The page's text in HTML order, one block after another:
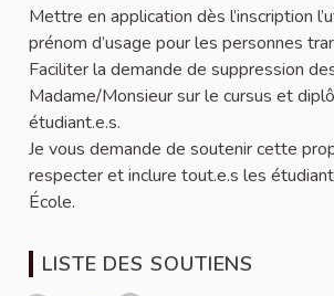
Mettre en application dès l’inscription
prénom d’usage pour les personnes
Faciliter la demande de suppression
Madame/Monsieur sur le cursus et
étudiant.e.s.
Je vous demande de soutenir cette
respecter et inclure tout.e.s les
École.
LISTE DES SOUTIENS